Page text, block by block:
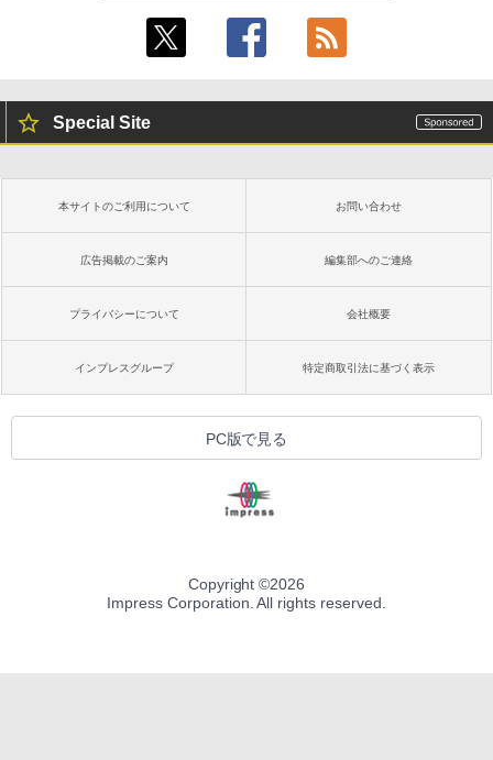
Special Site
本サイトのご利用について お問い合わせ
広告掲載のご案内 編集部へのご連絡
プライバシーについて 会社概要
インプレスグループ 特定商取引法に基づく表示
PC版で見る
Copyright ©2026
Impress Corporation. All rights reserved.